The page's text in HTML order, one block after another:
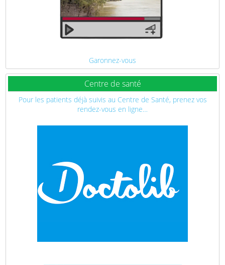
Garonnez-vous
Centre de santé
Pour les patients déjà suivis au Centre de Santé, prenez vos
rendez-vous en ligne…